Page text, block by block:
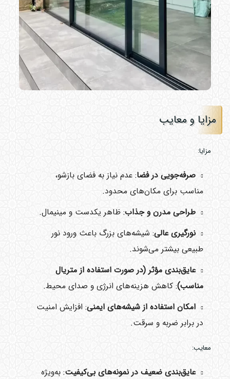
مزایا و معایب
مزایا:
صرفه‌جویی در فضا: عدم نیاز به فضای بازشو،
مناسب برای مکان‌های محدود.
طراحی مدرن و جذاب: ظاهر یکدست و مینیمال.
نورگیری عالی: شیشه‌های بزرگ باعث ورود نور
طبیعی بیشتر می‌شوند.
عایق‌بندی مؤثر (در صورت استفاده از متریال
مناسب): کاهش هزینه‌های انرژی و صدای محیط.
امکان استفاده از شیشه‌های ایمنی: افزایش امنیت
در برابر ضربه و سرقت.
معایب:
عایق‌بندی ضعیف در نمونه‌های بی‌کیفیت: به‌ویژه